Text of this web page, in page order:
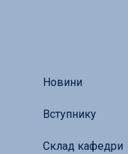
Новини
Вступнику
Склад кафедри